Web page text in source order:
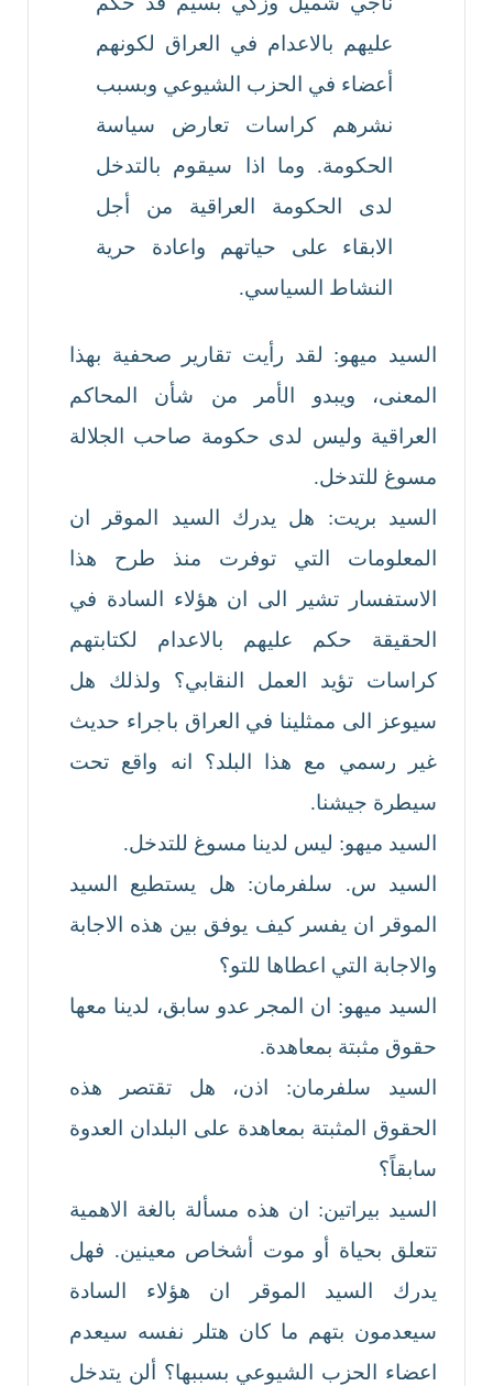
عليهم بالاعدام في العراق لكونهم
أعضاء في الحزب الشيوعي وبسبب
نشرهم كراسات تعارض سياسة
الحكومة. وما اذا سيقوم بالتدخل
لدى الحكومة العراقية من أجل
الابقاء على حياتهم واعادة حرية
النشاط السياسي.
السيد ميهو: لقد رأيت تقارير صحفية بهذا
المعنى، ويبدو الأمر من شأن المحاكم
العراقية وليس لدى حكومة صاحب الجلالة
مسوغ للتدخل.
السيد بريت: هل يدرك السيد الموقر ان
المعلومات التي توفرت منذ طرح هذا
الاستفسار تشير الى ان هؤلاء السادة في
الحقيقة حكم عليهم بالاعدام لكتابتهم
كراسات تؤيد العمل النقابي؟ ولذلك هل
سيوعز الى ممثلينا في العراق باجراء حديث
غير رسمي مع هذا البلد؟ انه واقع تحت
سيطرة جيشنا.
السيد ميهو: ليس لدينا مسوغ للتدخل.
السيد س. سلفرمان: هل يستطيع السيد
الموقر ان يفسر كيف يوفق بين هذه الاجابة
والاجابة التي اعطاها للتو؟
السيد ميهو: ان المجر عدو سابق، لدينا معها
حقوق مثبتة بمعاهدة.
السيد سلفرمان: اذن، هل تقتصر هذه
الحقوق المثبتة بمعاهدة على البلدان العدوة
سابقاً؟
السيد بيراتين: ان هذه مسألة بالغة الاهمية
تتعلق بحياة أو موت أشخاص معينين. فهل
يدرك السيد الموقر ان هؤلاء السادة
سيعدمون بتهم ما كان هتلر نفسه سيعدم
اعضاء الحزب الشيوعي بسببها؟ ألن يتدخل